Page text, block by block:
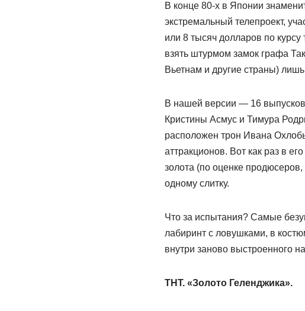
В конце 80-х в Японии
экстремальный телепроект,
или 8 тысяч долларов по
взять штурмом замок графа
Вьетнам и другие страны)
В нашей версии — 16
Кристины Асмус и Тимура
расположен трон Ивана
аттракционов. Вот как раз в
золота (по оценке
одному слитку.
Что за испытания? Самые
лабиринт с ловушками, в
внутри заново выстроенного
ТНТ. «Золото Геленджика».